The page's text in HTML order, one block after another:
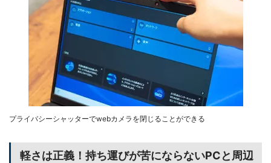
プライバシーシャッターでwebカメラを閉じることができる
軽さは正義！持ち運びが苦にならないPCと周辺